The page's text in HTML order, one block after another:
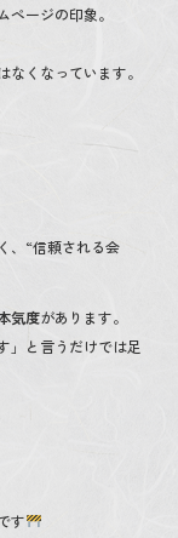
ージの印象。
くなっています。
、“信頼される会
気度があります。
」と言うだけでは足
す